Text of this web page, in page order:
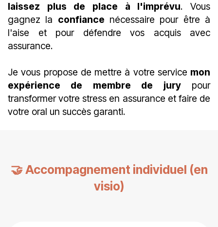
laissez plus de place à l'imprévu. Vous
gagnez la confiance nécessaire pour être à
l'aise et pour défendre vos acquis avec
assurance.
Je vous propose de mettre à votre service mon
expérience de membre de jurypour
transformer votre stress en assurance et faire de
votre oral un succès garanti.
🤝 Accompagnement individuel (en
visio)